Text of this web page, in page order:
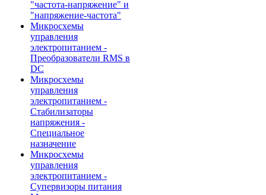
"частота-напряжение" и
"напряжение-частота"
Микросхемы
управления
электропитанием -
Преобразователи RMS в
DC
Микросхемы
управления
электропитанием -
Стабилизаторы
напряжения -
Специальное
назначение
Микросхемы
управления
электропитанием -
Супервизоры питания